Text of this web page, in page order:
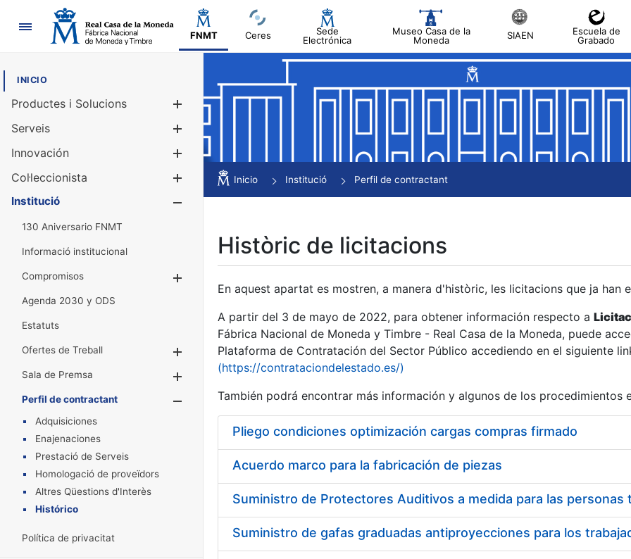
Navegació
FNMT Ceres
Sede
Electrónica
Museo Casa de la
Moneda
SIAEN
Escuela de
Grabado
INICIO
Productes i Solucions
Mostra/Amaga
Serveis
Innovación
Col·leccionista
Mostra/Amaga
Institució
130 Aniversario FNMT
Informació institucional
Compromisos
Agenda 2030 y ODS
Estatuts
Ofertes de Treball
Mostra/Amaga
Sala de Premsa
Mostra/Amaga
Perfil de contractant
Mostra/Amaga
Adquisiciones
Enajenaciones
Prestació de Serveis
Homologació de proveïdors
Altres Qüestions d'Interès
Histórico
Política de privacitat
Inicio Institució Perfil de contractant
Històric de licitacions
En aquest apartat es mostren, a manera d'històric, les licitacions que ja
A partir del 3 de mayo de 2022, para obtener información respecto a
Fábrica Nacional de Moneda y Timbre - Real Casa de la Moneda, puede
Plataforma de Contratación del Sector Público accediendo en el siguiente
(https://contrataciondelestado.es/)
También podrá encontrar más información y algunos de los procedimientos
Pliego condiciones optimización cargas compras firmado
Acuerdo marco para la fabricación de piezas